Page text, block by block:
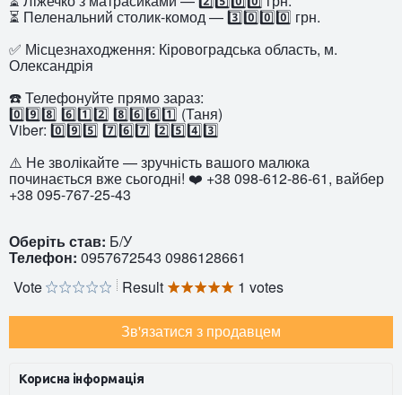
⏳ Пеленальний столик-комод — 3️⃣0️⃣0️⃣0️⃣ грн.
✅ Місцезнаходження: Кіровоградська область, м.
Олександрія
☎️ Телефонуйте прямо зараз:
0️⃣9️⃣8️⃣ 6️⃣1️⃣2️⃣ 8️⃣6️⃣6️⃣1️⃣ (Таня)
Viber: 0️⃣9️⃣5️⃣ 7️⃣6️⃣7️⃣ 2️⃣5️⃣4️⃣3️⃣
⚠️ Не зволікайте — зручність вашого малюка
починається вже сьогодні! ❤️ +38 098-612-86-61, вайбер
+38 095-767-25-43
Оберіть став: Б/У
Телефон: 0957672543 0986128661
Vote
Result 1 votes
Зв'язатися з продавцем
Корисна інформація